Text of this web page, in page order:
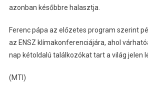
azonban későbbre halasztja.
Ferenc pápa az előzetes program szerint
az ENSZ klímakonferenciájára, ahol
nap kétoldalú találkozókat tart a világ jelen
(MTI)